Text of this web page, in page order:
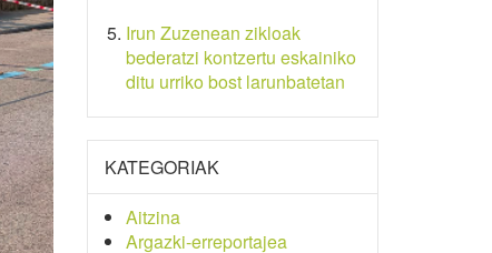
Irun Zuzenean zikloak
bederatzi kontzertu eskainiko
ditu urriko bost larunbatetan
KATEGORIAK
Aitzina
Argazki-erreportajea